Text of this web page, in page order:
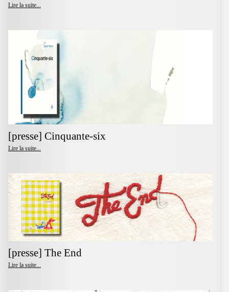
Lire la suite...
[presse] Cinquante-six
Lire la suite...
[presse] The End
Lire la suite...